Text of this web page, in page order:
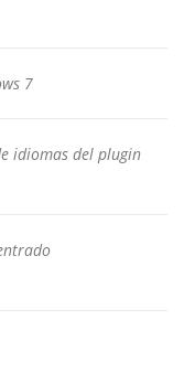
7
idiomas del plugin